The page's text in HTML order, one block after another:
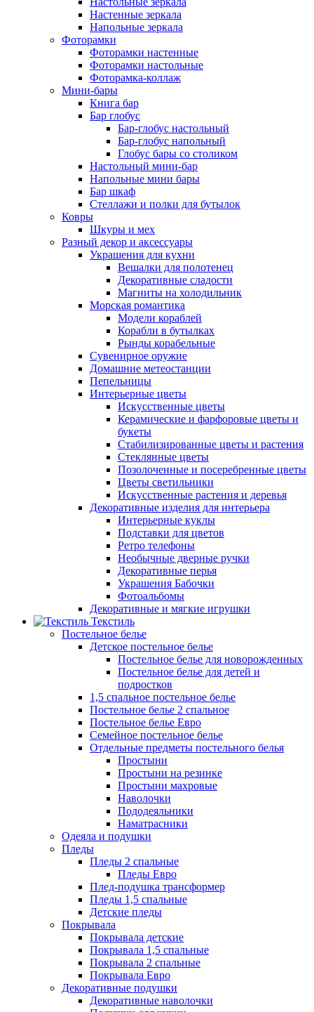
Настенные зеркала
Напольные зеркала
Фоторамки
Фоторамки настенные
Фоторамки настольные
Фоторамка-коллаж
Мини-бары
Книга бар
Бар глобус
Бар-глобус настольный
Бар-глобус напольный
Глобус бары со столиком
Настольный мини-бар
Напольные мини бары
Бар шкаф
Стеллажи и полки для бутылок
Ковры
Шкуры и мех
Разный декор и аксессуары
Украшения для кухни
Вешалки для полотенец
Декоративные сладости
Магниты на холодильник
Морская романтика
Модели кораблей
Корабли в бутылках
Рынды корабельные
Сувенирное оружие
Домашние метеостанции
Пепельницы
Интерьерные цветы
Искусственные цветы
Керамические и фарфоровые цветы и
букеты
Стабилизированные цветы и растения
Стеклянные цветы
Позолоченные и посеребренные цветы
Цветы светильники
Искусственные растения и деревья
Декоративные изделия для интерьера
Интерьерные куклы
Подставки для цветов
Ретро телефоны
Необычные дверные ручки
Декоративные перья
Украшения Бабочки
Фотоальбомы
Декоративные и мягкие игрушки
Текстиль
Постельное белье
Детское постельное белье
Постельное белье для новорожденных
Постельное белье для детей и
подростков
1,5 спальное постельное белье
Постельное белье 2 спальное
Постельное белье Евро
Семейное постельное белье
Отдельные предметы постельного белья
Простыни
Простыни на резинке
Простыни махровые
Наволочки
Пододеяльники
Наматрасники
Одеяла и подушки
Пледы
Пледы 2 спальные
Пледы Евро
Плед-подушка трансформер
Пледы 1,5 спальные
Детские пледы
Покрывала
Покрывала детские
Покрывала 1,5 спальные
Покрывала 2 спальные
Покрывала Евро
Декоративные подушки
Декоративные наволочки